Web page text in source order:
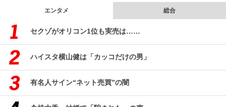
エンタメ 総合
セクゾがオリコン1位も実売は……
ハイスタ横山健は「カッコだけの男」
有名人サイン“ネット売買”の闇